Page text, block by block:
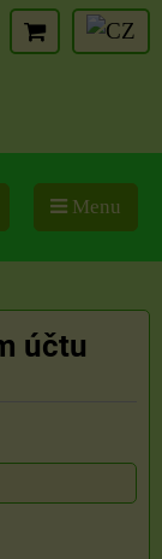
Menu
účtu